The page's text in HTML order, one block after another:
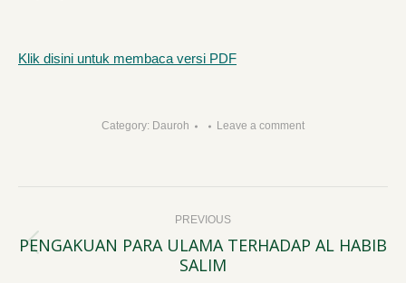
Klik disini untuk membaca versi PDF
Category: Dauroh Leave a comment
navigation PREVIOUS
Previous
PENGAKUAN PARA ULAMA TERHADAP AL HABIB
SALIM